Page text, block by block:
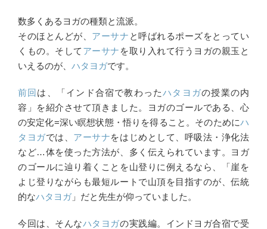
数多くあるヨガの種類と流派。
そのほとんどが、 アーサナ と呼ばれるポーズをとってい
くもの。そして アーサナ を取り入れて行うヨガの親玉と
いえるのが、 ハタヨガです。
前回 は、「インド合宿で教わったハタヨガの授業の内
容」を紹介させて頂きました。ヨガのゴールである、心
の安定化=深い瞑想状態・悟りを得ること。そのためにハ
タヨガでは、 アーサナをはじめとして、呼吸法・浄化法
など…体を使った方法が、多く伝えられています。ヨガ
のゴールに辿り着くことを山登りに例えるなら、「崖を
よじ登りながらも最短ルートで山頂を目指すのが、伝統
的なハタヨガ 」だと先生が仰っていました。
今回は、そんなハタヨガの実践編。インドヨガ合宿で受